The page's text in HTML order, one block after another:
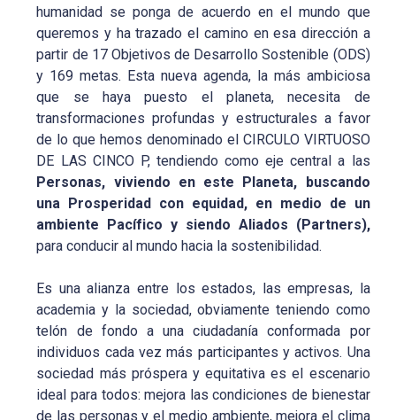
humanidad se ponga de acuerdo en el mundo que
queremos y ha trazado el camino en esa dirección a
partir de 17 Objetivos de Desarrollo Sostenible (ODS)
y 169 metas. Esta nueva agenda, la más ambiciosa
que se haya puesto el planeta, necesita de
transformaciones profundas y estructurales a favor
de lo que hemos denominado el CIRCULO VIRTUOSO
DE LAS CINCO P, tendiendo como eje central a las
Personas, viviendo en este Planeta, buscando
una Prosperidad con equidad, en medio de un
ambiente Pacífico y siendo Aliados (Partners),
para conducir al mundo hacia la sostenibilidad.
Es una alianza entre los estados, las empresas, la
academia y la sociedad, obviamente teniendo como
telón de fondo a una ciudadanía conformada por
individuos cada vez más participantes y activos. Una
sociedad más próspera y equitativa es el escenario
ideal para todos: mejora las condiciones de bienestar
de las personas y el medio ambiente, mejora el clima